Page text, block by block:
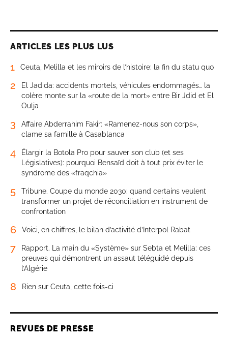
ARTICLES LES PLUS LUS
1 Ceuta, Melilla et les miroirs de l’histoire: la fin du statu quo
2
El Jadida: accidents mortels, véhicules endommagés… la
colère monte sur la «route de la mort» entre Bir Jdid et El
Oulja
3
Affaire Abderrahim Fakir: «Ramenez-nous son corps»,
clame sa famille à Casablanca
4
Élargir la Botola Pro pour sauver son club (et ses
Législatives): pourquoi Bensaïd doit à tout prix éviter le
syndrome des «fraqchia»
5
Tribune. Coupe du monde 2030: quand certains veulent
transformer un projet de réconciliation en instrument de
confrontation
6 Voici, en chiffres, le bilan d’activité d’Interpol Rabat
7
Rapport. La main du «Système» sur Sebta et Melilla: ces
preuves qui démontrent un assaut téléguidé depuis
l’Algérie
8 Rien sur Ceuta, cette fois-ci
REVUES DE PRESSE